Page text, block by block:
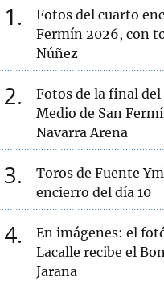
1
Fotos del cuarto
Fermín 2026, con
Núñez
2
Fotos de la final del
Medio de San
Navarra Arena
3
Toros de Fuente
encierro del día 10
4
En imágenes: el
Lacalle recibe el
Jarana